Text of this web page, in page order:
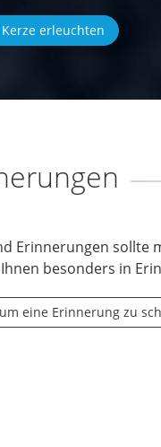
erleuchten
Erinnerungen sollte
besonders in
eine Erinnerung zu